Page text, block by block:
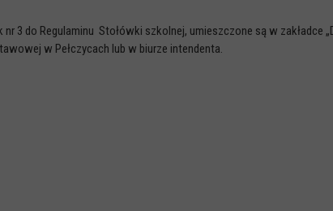
3 do Regulaminu Stołówki szkolnej, umieszczone są w zakładce
w Pełczycach lub w biurze intendenta.